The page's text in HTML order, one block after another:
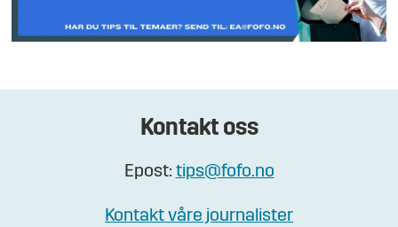
Kontakt oss
Epost: tips@fofo.no
Kontakt våre journalister